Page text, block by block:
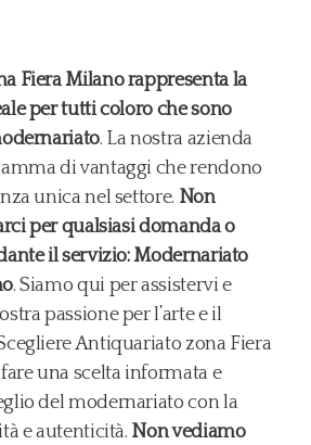
Fiera Milano rappresenta la
per tutti coloro che sono
. La nostra azienda
di vantaggi che rendono
unica nel settore. Non
per qualsiasi domanda o
il servizio: Modernariato
. Siamo qui per assistervi e
passione per l’arte e il
Antiquariato zona Fiera
una scelta informata e
del modernariato con la
e autenticità. Non vediamo